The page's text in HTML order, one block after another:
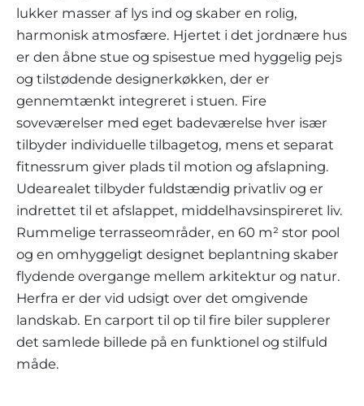
lukker masser af lys ind og skaber en rolig,
harmonisk atmosfære. Hjertet i det jordnære hus
er den åbne stue og spisestue med hyggelig pejs
og tilstødende designerkøkken, der er
gennemtænkt integreret i stuen. Fire
soveværelser med eget badeværelse hver især
tilbyder individuelle tilbagetog, mens et separat
fitnessrum giver plads til motion og afslapning.
Udearealet tilbyder fuldstændig privatliv og er
indrettet til et afslappet, middelhavsinspireret liv.
Rummelige terrasseområder, en 60 m² stor pool
og en omhyggeligt designet beplantning skaber
flydende overgange mellem arkitektur og natur.
Herfra er der vid udsigt over det omgivende
landskab. En carport til op til fire biler supplerer
det samlede billede på en funktionel og stilfuld
måde.